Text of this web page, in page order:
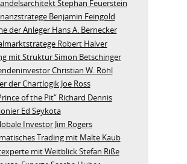
Stephan Feuerstein
Benjamin Feingold
der Anleger Hans A. Bernecker
Robert Halver
mit Struktur Simon Betschinger
Christian W. Röhl
der Chartlogik Joe Ross
of the Pit“ Richard Dennis
Ed Seykota
Investor Jim Rogers
Trading mit Malte Kaub
mit Weitblick Stefan Riße